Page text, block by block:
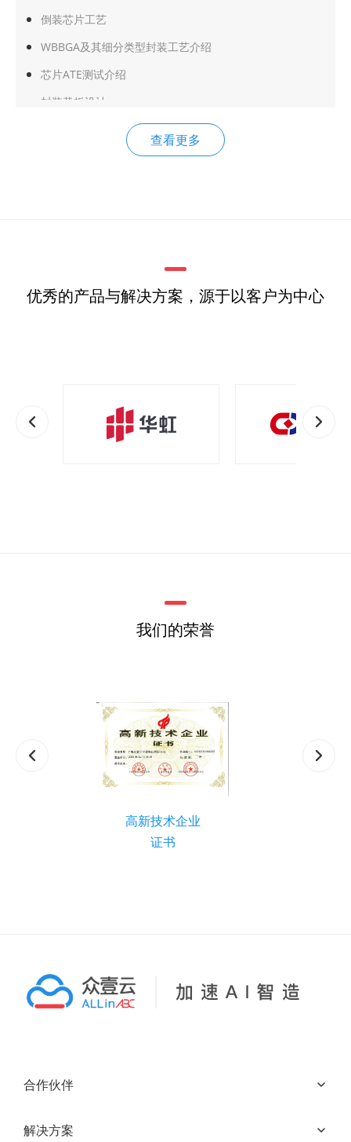
倒装芯片工艺
WBBGA及其细分类型封装工艺介绍
芯片ATE测试介绍
封装载板设计
芯片先进封装的四种方案
芯片界的“背向革命”：让供电后撤，性能翻番
查看更多
优秀的产品与解决方案，源于以客户为中心
我们的荣誉
高新技术企业
证书
合作伙伴
解决方案